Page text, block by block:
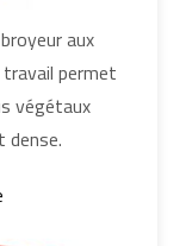
aux
permet
végétaux
dense.